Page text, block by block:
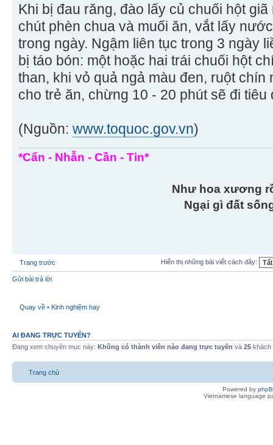
Khi bị đau răng, đào lấy củ chuối hột
chút phèn chua và muối ăn, vắt lấy
trong ngày. Ngậm liên tục trong 3 ngày
bị táo bón: một hoặc hai trái chuối hột
than, khi vỏ quả ngả màu đen, ruột chín
cho trẻ ăn, chừng 10 - 20 phút sẽ đi tiêu
(Nguồn: www.toquoc.gov.vn)
*Cẩn - Nhẫn - Cần - Tin*
Như hoa xương
Ngại gì đất
Trang trước Hiển thị những bài viết cách đây:
Gửi bài trả lời
Quay về • Kinh nghiệm hay
AI ĐANG TRỰC TUYẾN?
Đang xem chuyên mục này: Không có thành viên nào đang trực tuyến và 25 khách
Trang chủ
Powered by
Vietnamese language